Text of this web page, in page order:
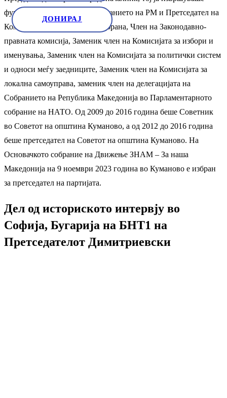
ДОНИРАЈ
функцијата Пратеник во Собранието на РМ и Претседател на
Комитетот за безбедност и одбрана, Член на Законодавно-
правната комисија, Заменик член на Комисијата за избори и
именувања, Заменик член на Комисијата за политички систем
и односи меѓу заедниците, Заменик член на Комисијата за
локална самоуправа, заменик член на делегацијата на
Собранието на Република Македонија во Парламентарното
собрание на НАТО. Од 2009 до 2016 година беше Советник
во Советот на општина Куманово, а од 2012 до 2016 година
беше претседател на Советот на општина Куманово. На
Основачкото собрание на Движење ЗНАМ – За наша
Македонија на 9 ноември 2023 година во Куманово e избран
за претседател на партијата.
Дел од историското интервју во
Софија, Бугарија на БНТ1 на
Претседателот Димитриевски